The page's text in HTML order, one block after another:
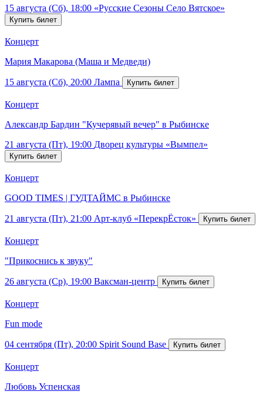
15 августа (Сб), 18:00 «Русские Сезоны Село Вятское»
Концерт
Мария Макарова (Маша и Медведи)
15 августа (Сб), 20:00 Лампа
Концерт
Александр Бардин "Кучерявый вечер" в Рыбинске
21 августа (Пт), 19:00 Дворец культуры «Вымпел»
Концерт
GOOD TIMES | ГУДТАЙМС в Рыбинске
21 августа (Пт), 21:00 Арт-клуб «ПерекрЁсток»
Концерт
"Прикоснись к звуку"
26 августа (Ср), 19:00 Ваксман-центр
Концерт
Fun mode
04 сентября (Пт), 20:00 Spirit Sound Base
Концерт
Любовь Успенская